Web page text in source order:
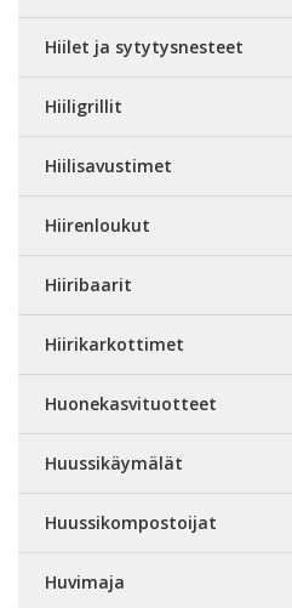
Hiilet ja sytytysnesteet
Hiiligrillit
Hiilisavustimet
Hiirenloukut
Hiiribaarit
Hiirikarkottimet
Huonekasvituotteet
Huussikäymälät
Huussikompostoijat
Huvimaja